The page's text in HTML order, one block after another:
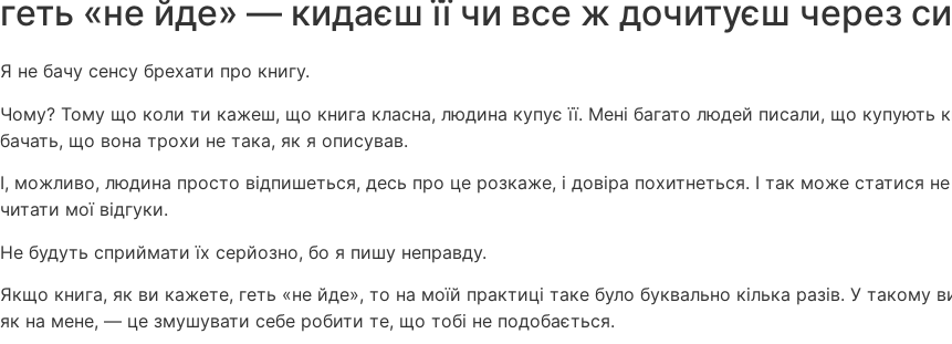
геть «не йде» — кидаєш її чи все ж дочитуєш через
Я не бачу сенсу брехати про книгу.
Чому? Тому що коли ти кажеш, що книга класна, людина купує її. Мені багато людей писали, що купують
бачать, що вона трохи не така, як я описував.
І, можливо, людина просто відпишеться, десь про це розкаже, і довіра похитнеться. І так може статися
читати мої відгуки.
Не будуть сприймати їх серйозно, бо я пишу неправду.
Якщо книга, як ви кажете, геть «не йде», то на моїй практиці таке було буквально кілька разів. У такому
як на мене, — це змушувати себе робити те, що тобі не подобається.